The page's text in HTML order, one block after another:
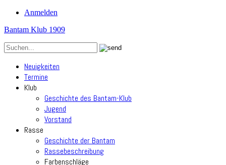
Anmelden
Bantam Klub 1909
Neuigkeiten
Termine
Klub
Geschichte des Bantam-Klub
Jugend
Vorstand
Rasse
Geschichte der Bantam
Rassebeschreibung
Farbenschläge